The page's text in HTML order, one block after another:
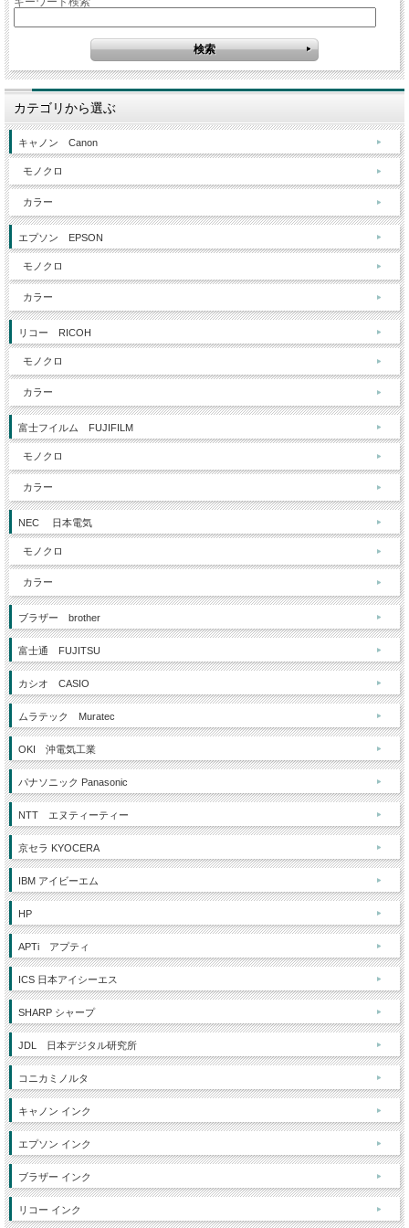
カテゴリから選ぶ
キャノン Canon
モノクロ
カラー
エプソン EPSON
モノクロ
カラー
リコー RICOH
モノクロ
カラー
富士フイルム FUJIFILM
モノクロ
カラー
NEC 日本電気
モノクロ
カラー
ブラザー brother
富士通 FUJITSU
カシオ CASIO
ムラテック Muratec
OKI 沖電気工業
パナソニック Panasonic
NTT エヌティーティー
京セラ KYOCERA
IBM アイビーエム
HP
APTi アプティ
ICS 日本アイシーエス
SHARP シャープ
JDL 日本デジタル研究所
コニカミノルタ
キャノン インク
エプソン インク
ブラザー インク
リコー インク